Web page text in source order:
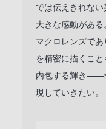
では伝えきれな
大きな感動がある
マクロレンズで
を精密に描くこ
内包する輝き――
現していきたい。